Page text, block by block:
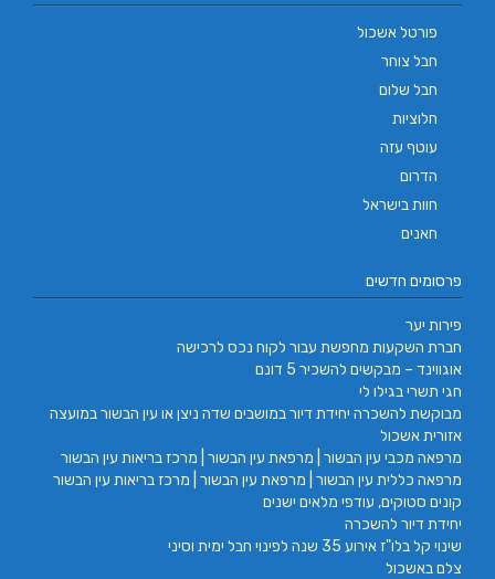
פורטל אשכול
חבל צוחר
חבל שלום
חלוציות
עוטף עזה
הדרום
חוות בישראל
חאנים
פרסומים חדשים
פירות יער
חברת השקעות מחפשת עבור לקוח נכס לרכישה
אוגווינד – מבקשים להשכיר 5 דונם
חגי תשרי בגילו לי
מבוקשת להשכרה יחידת דיור במושבים שדה ניצן או עין הבשור במועצה
אזורית אשכול
מרפאה מכבי עין הבשור | מרפאת עין הבשור | מרכז בריאות עין הבשור
מרפאה כללית עין הבשור | מרפאת עין הבשור | מרכז בריאות עין הבשור
קונים סטוקים, עודפי מלאים ישנים
יחידת דיור להשכרה
שינוי קל בלו"ז אירוע 35 שנה לפינוי חבל ימית וסיני
צלם באשכול